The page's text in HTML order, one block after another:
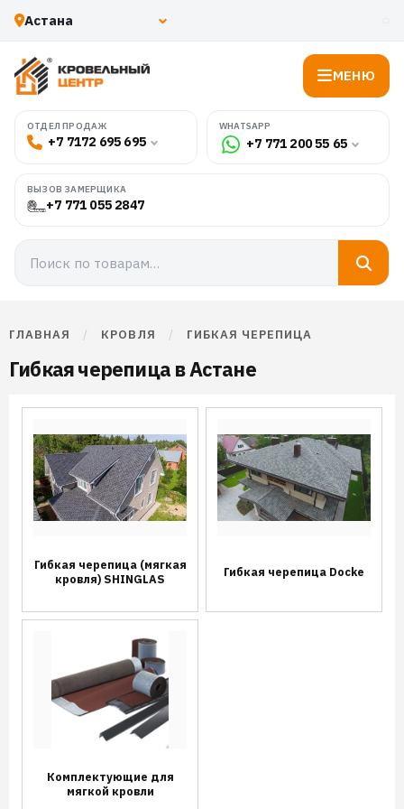
МЕНЮ
ОТДЕЛ ПРОДАЖ
+7 7172 695 695
WHATSAPP
+7 771 200 55 65
ВЫЗОВ ЗАМЕРЩИКА
+7 771 055 2847
ГЛАВНАЯ / КРОВЛЯ / ГИБКАЯ ЧЕРЕПИЦА
Гибкая черепица в Астане
Гибкая черепица (мягкая
кровля) SHINGLAS
Гибкая черепица Docke
Комплектующие для
мягкой кровли